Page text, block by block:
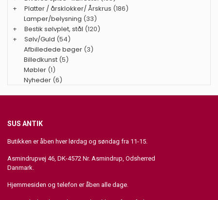
+
Platter / årsklokker/ Årskrus (186)
Lamper/belysning (33)
+
Bestik sølvplet, stål (120)
+
Sølv/Guld (54)
Afbilledede bøger (3)
Billedkunst (5)
Møbler (1)
Nyheder (6)
SUS ANTIK
Butikken er åben hver lørdag og søndag fra 11-15.
Asmindrupvej 46, DK-4572 Nr. Asmindrup, Odsherred
Danmark.
Hjemmesiden og telefon er åben alle dage.